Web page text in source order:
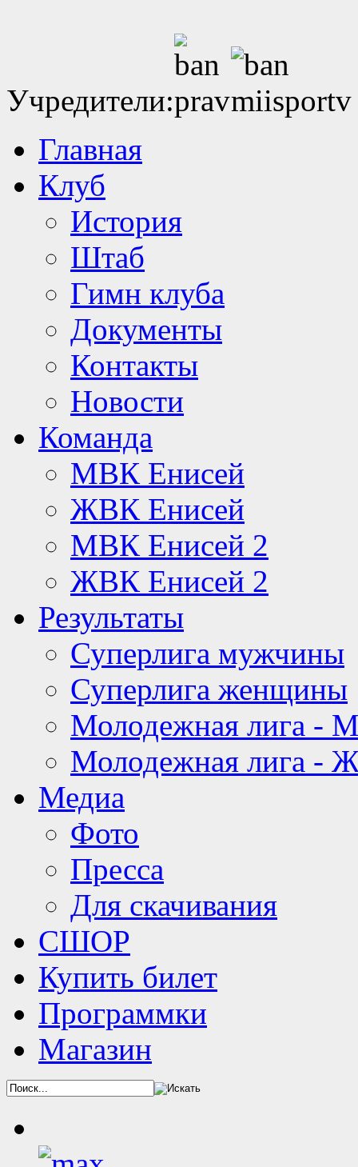
Учредители:
Главная
Клуб
История
Штаб
Гимн клуба
Документы
Контакты
Новости
Команда
МВК Енисей
ЖВК Енисей
МВК Енисей 2
ЖВК Енисей 2
Результаты
Суперлига мужчины
Суперлига женщины
Молодежная лига -
Молодежная лига -
Медиа
Фото
Пресса
Для скачивания
СШОР
Купить билет
Программки
Магазин